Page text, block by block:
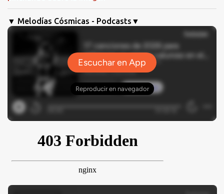
▼ Melodías Cósmicas - Podcasts▼